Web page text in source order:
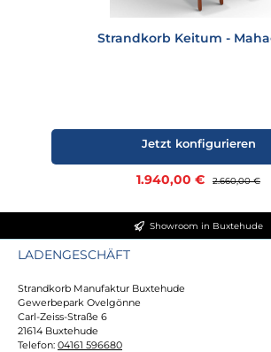
Strandkorb Keitum -
Verkaufspreis:
1.940,00 € Regulärer
2.660,00 €
Jetzt konfigurieren
Showroom in Buxtehude
LADENGESCHÄFT
Strandkorb Manufaktur Buxtehude
Gewerbepark Ovelgönne
Carl-Zeiss-Straße 6
21614 Buxtehude
Telefon: 04161 596680